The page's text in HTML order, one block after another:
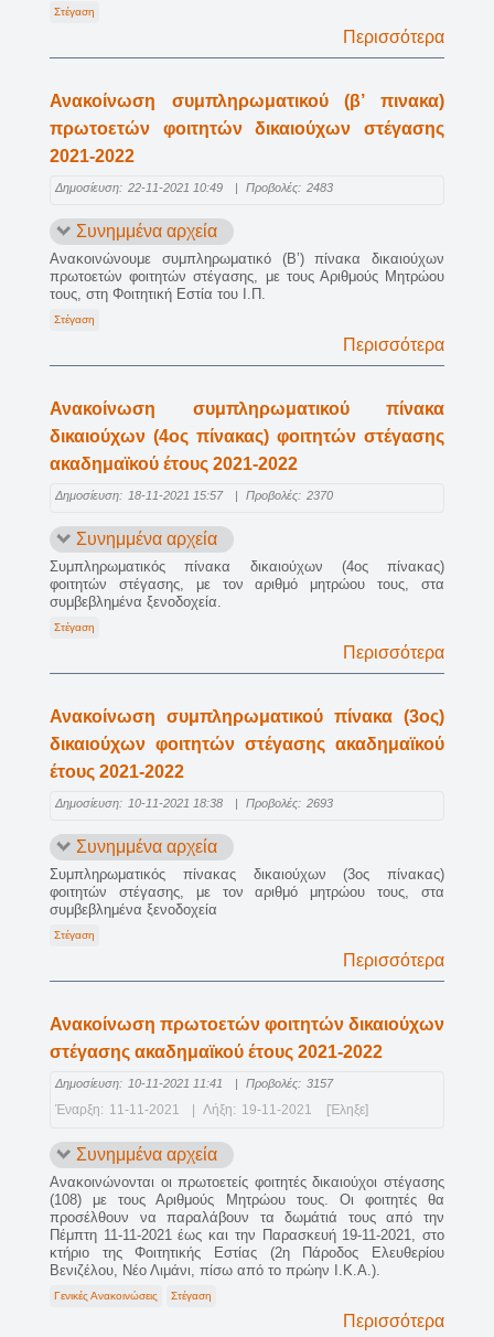
Στέγαση
Περισσότερα
Ανακοίνωση συμπληρωματικού (β’ πινακα)
πρωτοετών φοιτητών δικαιούχων στέγασης
2021-2022
Δημοσίευση: 22-11-2021 10:49 | Προβολές: 2483
Συνημμένα αρχεία
Ανακοινώνουμε συμπληρωματικό (Β’) πίνακα δικαιούχων
πρωτοετών φοιτητών στέγασης, με τους Αριθμούς Μητρώου
τους, στη Φοιτητική Εστία του Ι.Π.
Στέγαση
Περισσότερα
Ανακοίνωση συμπληρωματικού πίνακα
δικαιούχων (4ος πίνακας) φοιτητών στέγασης
ακαδημαϊκού έτους 2021-2022
Δημοσίευση: 18-11-2021 15:57 | Προβολές: 2370
Συνημμένα αρχεία
Συμπληρωματικός πίνακα δικαιούχων (4ος πίνακας)
φοιτητών στέγασης, με τον αριθμό μητρώου τους, στα
συμβεβλημένα ξενοδοχεία.
Στέγαση
Περισσότερα
Ανακοίνωση συμπληρωματικού πίνακα (3ος)
δικαιούχων φοιτητών στέγασης ακαδημαϊκού
έτους 2021-2022
Δημοσίευση: 10-11-2021 18:38 | Προβολές: 2693
Συνημμένα αρχεία
Συμπληρωματικός πίνακας δικαιούχων (3ος πίνακας)
φοιτητών στέγασης, με τον αριθμό μητρώου τους, στα
συμβεβλημένα ξενοδοχεία
Στέγαση
Περισσότερα
Ανακοίνωση πρωτοετών φοιτητών δικαιούχων
στέγασης ακαδημαϊκού έτους 2021-2022
Δημοσίευση: 10-11-2021 11:41 | Προβολές: 3157
Έναρξη: 11-11-2021 Λήξη: 19-11-2021 [Έληξε]
Συνημμένα αρχεία
Ανακοινώνονται οι πρωτοετείς φοιτητές δικαιούχοι στέγασης
(108) με τους Αριθμούς Μητρώου τους. Οι φοιτητές θα
προσέλθουν να παραλάβουν τα δωμάτιά τους από την
Πέμπτη 11-11-2021 έως και την Παρασκευή 19-11-2021, στο
κτήριο της Φοιτητικής Εστίας (2η Πάροδος Ελευθερίου
Βενιζέλου, Νέο Λιμάνι, πίσω από το πρώην Ι.Κ.Α.).
Γενικές Ανακοινώσεις Στέγαση
Περισσότερα